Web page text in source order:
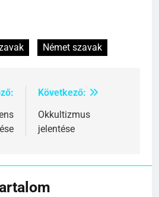
Német szavak
Következő:
Okkultizmus
jelentése